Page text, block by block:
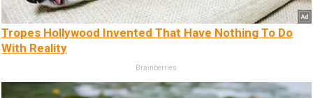
Tropes Hollywood Invented That Have Nothing To Do
With Reality
Brainberries